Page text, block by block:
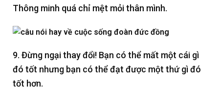
Thông minh quá chỉ mệt mỏi thân mình.
9. Đừng ngại thay đổi! Bạn có thể mất một cái gì
đó tốt nhưng bạn có thể đạt được một thứ gì đó
tốt hơn.